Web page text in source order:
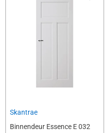
Skantrae
Binnendeur Essence E 032